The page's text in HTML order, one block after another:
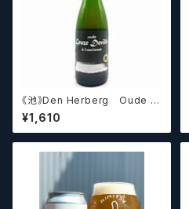
《池》Den Herberg Oude G
euze Deville a L'acienne
デンヘルベルグ
¥1,610